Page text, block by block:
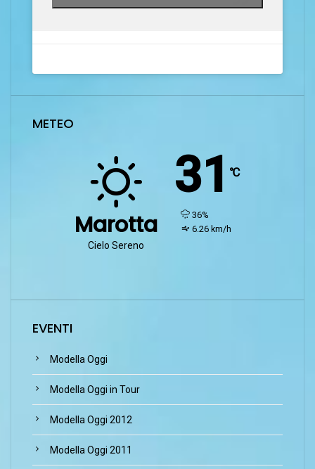
METEO
Marotta
Cielo Sereno
31 ℃
humidity:
36%
wind:
6.26 km/h
EVENTI
Modella Oggi
Modella Oggi in Tour
Modella Oggi 2012
Modella Oggi 2011